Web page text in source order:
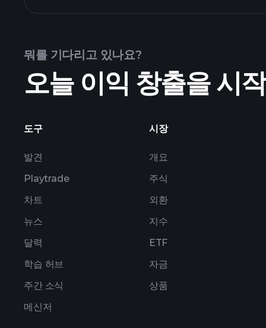
NCA2 실적
뭐를 기다리고 있나요?
오늘 이익 창출을 시
도구
발견
Playtrade
차트
뉴스
달력
학습 허브
주간 소식
메신저
시장
개요
주식
외환
지수
ETF
자금
상품